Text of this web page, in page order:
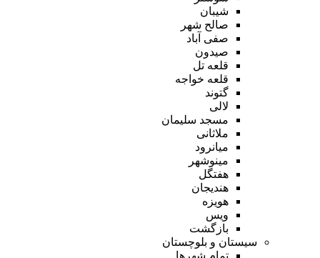
شیبان
صالح شهر
صفی آباد
صیدون
قلعه تل
قلعه خواجه
گتوند
لالی
مسجد سلیمان
ملاثانی
میانرود
مینوشهر
هفتگل
هندیجان
هویزه
ویس
بازگشت
سیستان و بلوچستان
تمام شهر‌ها